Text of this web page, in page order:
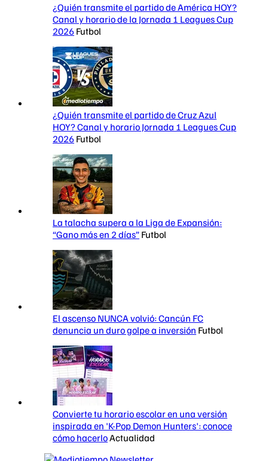
¿Quién transmite el partido de América HOY?
Canal y horario de la Jornada 1 Leagues Cup
2026 Futbol
¿Quién transmite el partido de Cruz Azul
HOY? Canal y horario Jornada 1 Leagues Cup
2026 Futbol
La talacha supera a la Liga de Expansión:
“Gano más en 2 días” Futbol
El ascenso NUNCA volvió: Cancún FC
denuncia un duro golpe a inversión Futbol
Convierte tu horario escolar en una versión
inspirada en 'K-Pop Demon Hunters': conoce
cómo hacerloActualidad